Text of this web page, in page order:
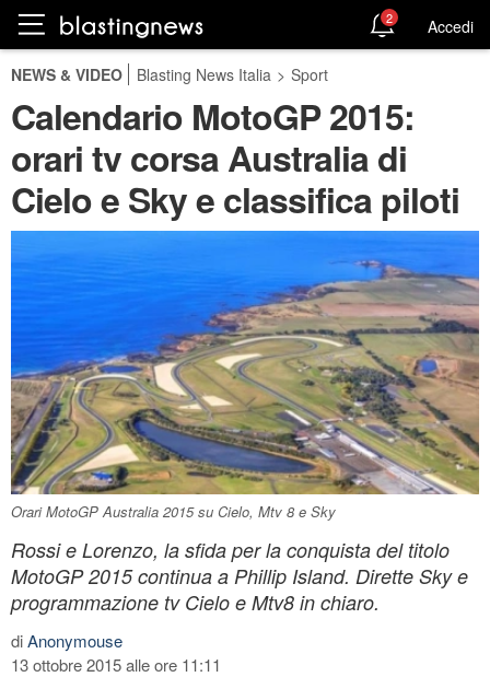
2 Accedi
NEWS & VIDEO Blasting News Italia > Sport
Calendario MotoGP 2015:
orari tv corsa Australia di
Cielo e Sky e classifica piloti
Orari MotoGP Australia 2015 su Cielo, Mtv 8 e Sky
Rossi e Lorenzo, la sfida per la conquista del titolo
MotoGP 2015 continua a Phillip Island. Dirette Sky e
programmazione tv Cielo e Mtv8 in chiaro.
diAnonymouse
13 ottobre 2015 alle ore 11:11